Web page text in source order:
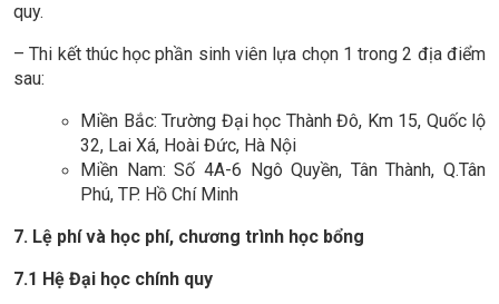
quy.
– Thi kết thúc học phần sinh viên lựa chọn 1 trong 2 địa điểm
sau:
Miền Bắc: Trường Đại học Thành Đô, Km 15, Quốc lộ
32, Lai Xá, Hoài Đức, Hà Nội
Miền Nam: Số 4A-6 Ngô Quyền, Tân Thành, Q.Tân
Phú, TP. Hồ Chí Minh
7. Lệ phí và học phí, chương trình học bổng
7.1 Hệ Đại học chính quy